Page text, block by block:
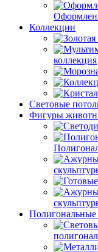
Коллекции
коллекция
Световые
Фигуры